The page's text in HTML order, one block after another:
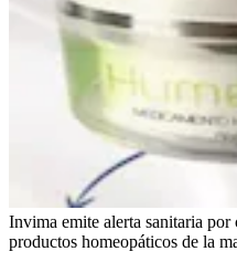
Invima emite alerta sanitaria
productos homeopáticos de la